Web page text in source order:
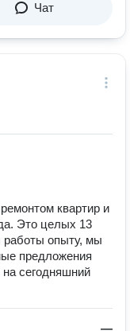
Чат
квартир и
Это целых 13
работы опыту, мы
предложения
сегодняшний
—